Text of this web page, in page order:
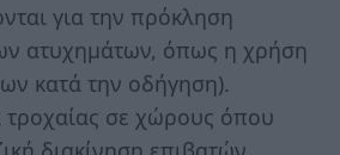
για την πρόκληση
ατυχημάτων, όπως η χρήση
κατά την οδήγηση).
τροχαίας σε χώρους όπου